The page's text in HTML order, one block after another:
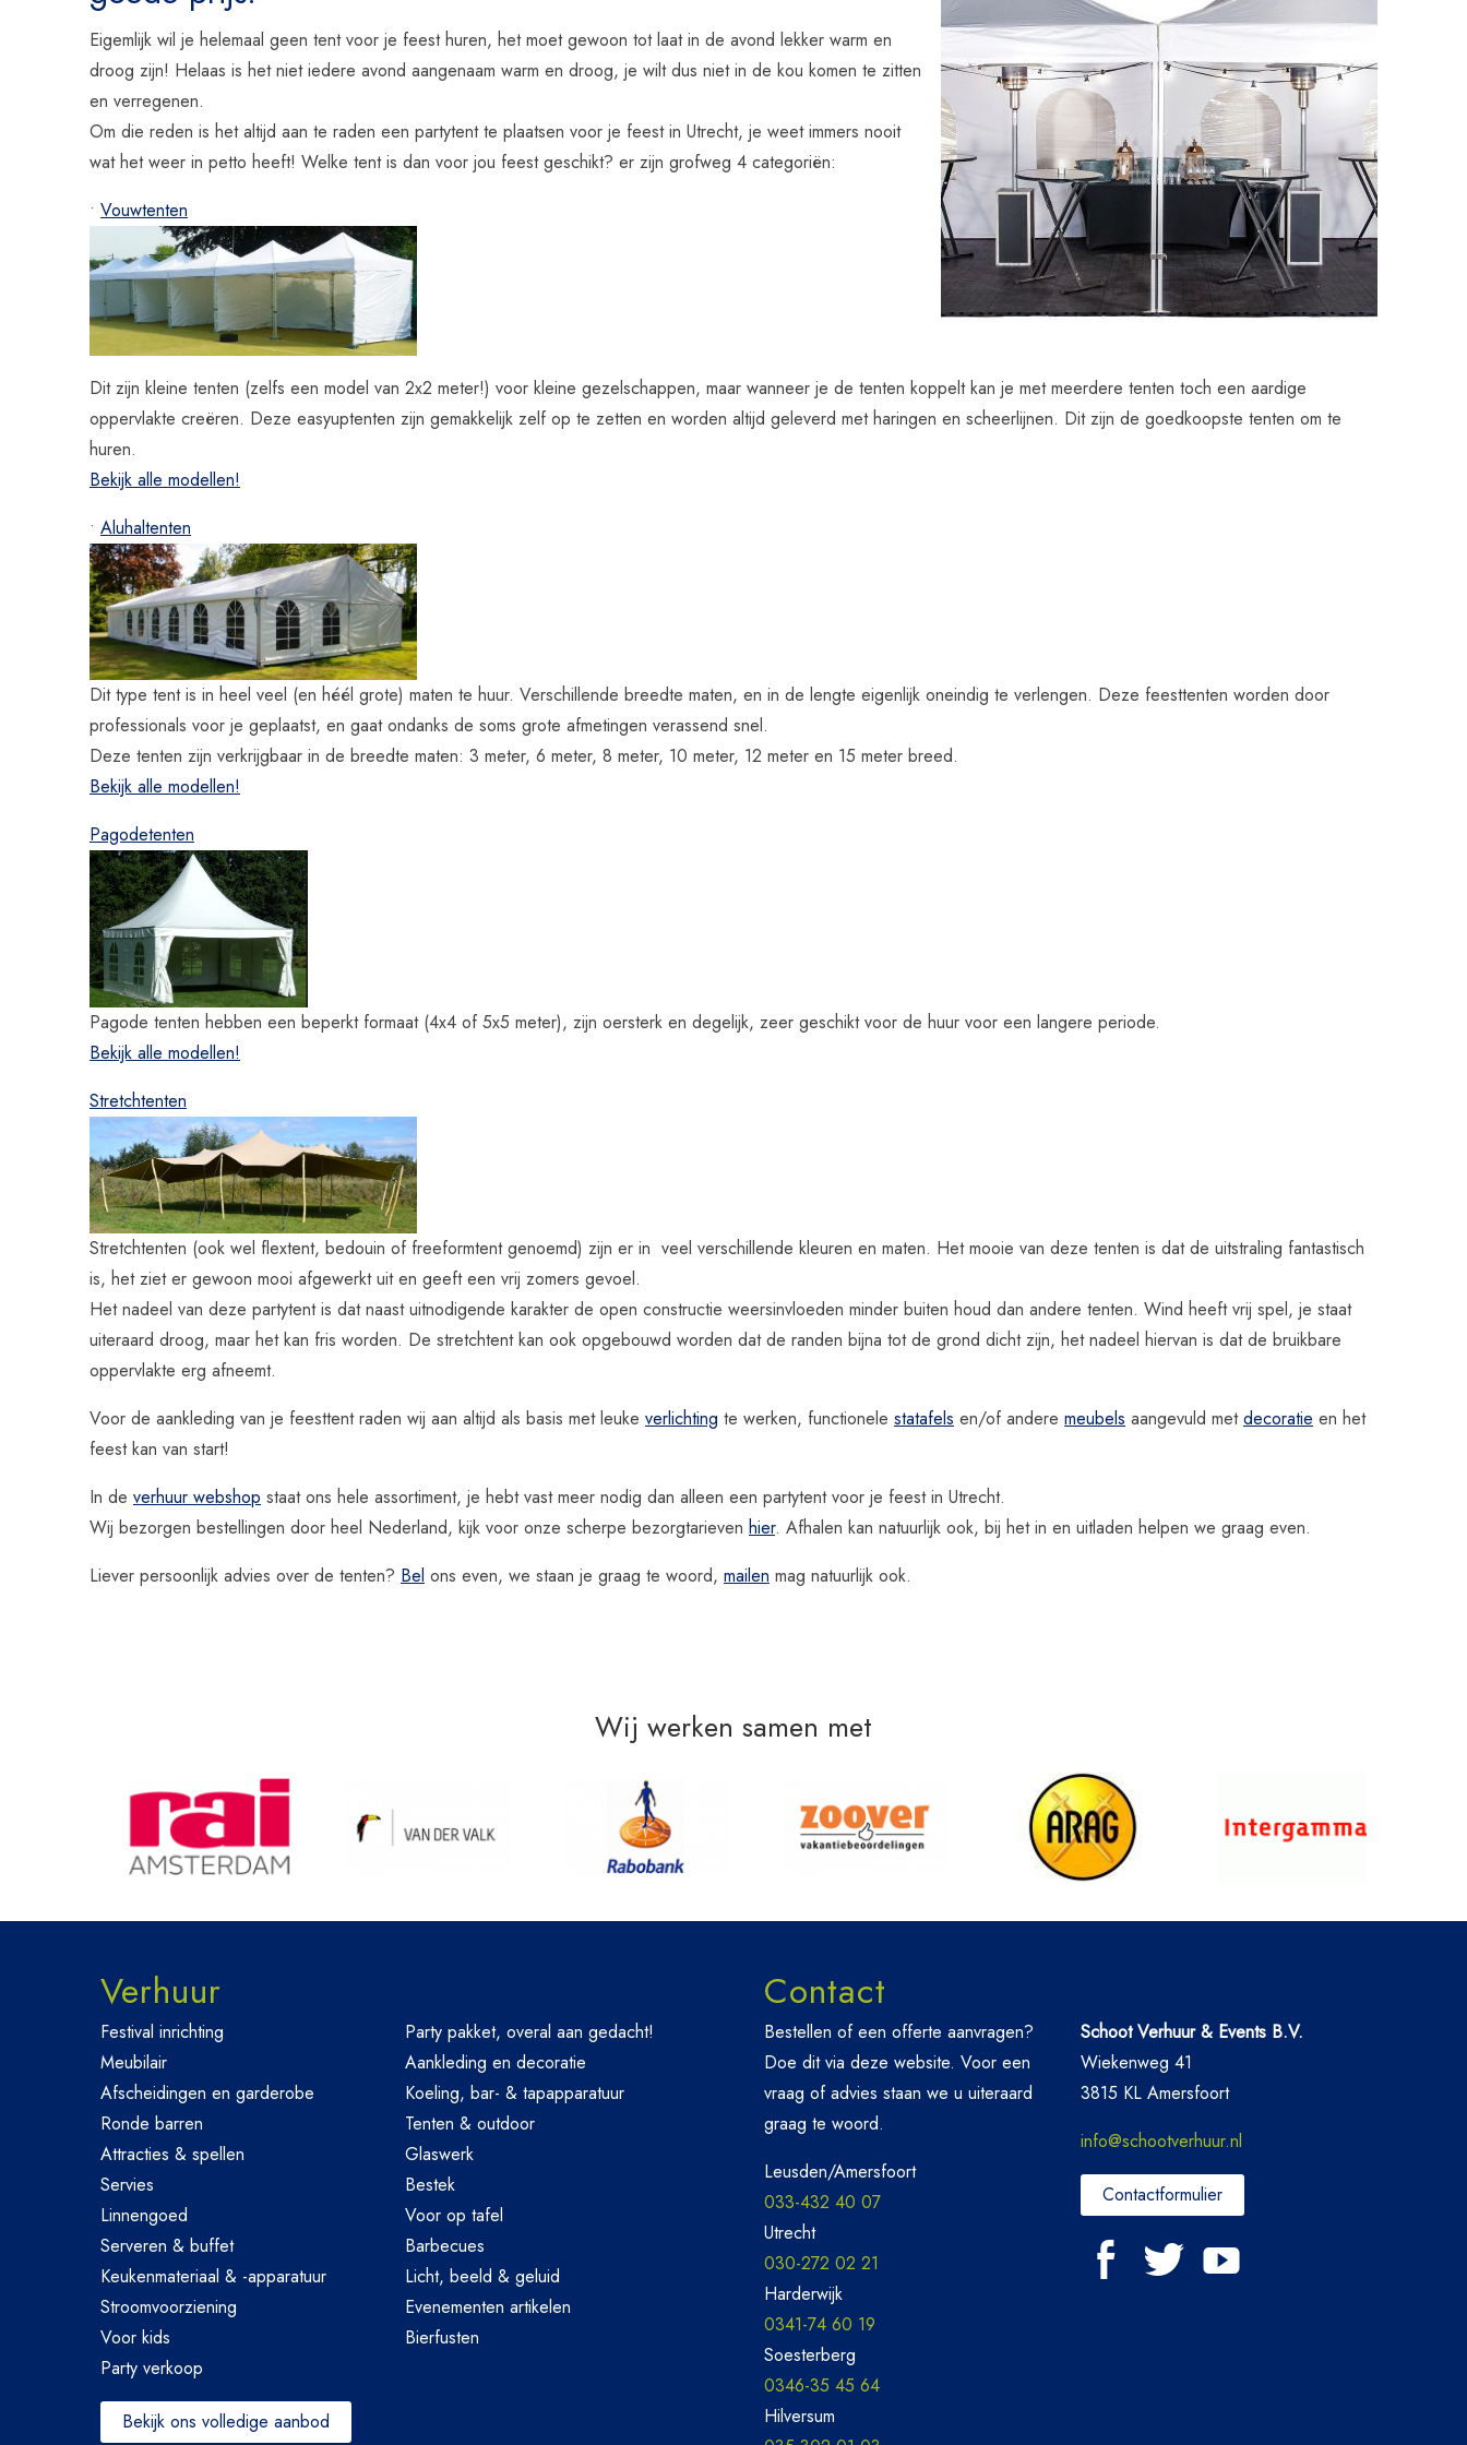
Eigemlijk wil je helemaal geen tent voor je feest huren, het moet gewoon tot laat in de avond lekker warm en
droog zijn! Helaas is het niet iedere avond aangenaam warm en droog, je wilt dus niet in de kou komen te zitten
en verregenen.
Om die reden is het altijd aan te raden een partytent te plaatsen voor je feest in Utrecht, je weet immers nooit
wat het weer in petto heeft! Welke tent is dan voor jou feest geschikt? er zijn grofweg 4 categoriën:
• Vouwtenten
Dit zijn kleine tenten (zelfs een model van 2x2 meter!) voor kleine gezelschappen, maar wanneer je de tenten koppelt kan je met meerdere tenten toch een aardige
oppervlakte creëren. Deze easyuptenten zijn gemakkelijk zelf op te zetten en worden altijd geleverd met haringen en scheerlijnen. Dit zijn de goedkoopste tenten om te
huren.
Bekijk alle modellen!
• Aluhaltenten
Dit type tent is in heel veel (en héél grote) maten te huur. Verschillende breedte maten, en in de lengte eigenlijk oneindig te verlengen. Deze feesttenten worden door
professionals voor je geplaatst, en gaat ondanks de soms grote afmetingen verassend snel.
Deze tenten zijn verkrijgbaar in de breedte maten: 3 meter, 6 meter, 8 meter, 10 meter, 12 meter en 15 meter breed.
Bekijk alle modellen!
Pagodetenten
Pagode tenten hebben een beperkt formaat (4x4 of 5x5 meter), zijn oersterk en degelijk, zeer geschikt voor de huur voor een langere periode.
Bekijk alle modellen!
Stretchtenten
Stretchtenten (ook wel flextent, bedouin of freeformtent genoemd) zijn er in veel verschillende kleuren en maten. Het mooie van deze tenten is dat de uitstraling fantastisch
is, het ziet er gewoon mooi afgewerkt uit en geeft een vrij zomers gevoel.
Het nadeel van deze partytent is dat naast uitnodigende karakter de open constructie weersinvloeden minder buiten houd dan andere tenten. Wind heeft vrij spel, je staat
uiteraard droog, maar het kan fris worden. De stretchtent kan ook opgebouwd worden dat de randen bijna tot de grond dicht zijn, het nadeel hiervan is dat de bruikbare
oppervlakte erg afneemt.
Voor de aankleding van je feesttent raden wij aan altijd als basis met leuke verlichting te werken, functionele statafels en/of andere meubels aangevuld metdecoratie en het
feest kan van start!
In de verhuur webshop staat ons hele assortiment, je hebt vast meer nodig dan alleen een partytent voor je feest in Utrecht.
Wij bezorgen bestellingen door heel Nederland, kijk voor onze scherpe bezorgtarieven hier. Afhalen kan natuurlijk ook, bij het in en uitladen helpen we graag even.
Liever persoonlijk advies over de tenten? Bel ons even, we staan je graag te woord, mailen mag natuurlijk ook.
Wij werken samen met
Verhuur
Festival inrichting
Party pakket, overal aan gedacht!
Meubilair
Aankleding en decoratie
Afscheidingen en garderobe
Koeling, bar- & tapapparatuur
Ronde barren
Tenten & outdoor
Attracties & spellen
Glaswerk
Servies
Bestek
Linnengoed
Voor op tafel
Serveren & buffet
Barbecues
Keukenmateriaal & -apparatuur
Licht, beeld & geluid
Stroomvoorziening
Evenementen artikelen
Voor kids
Bierfusten
Party verkoop
Bekijk ons volledige aanbod
Contact
Bestellen of een offerte aanvragen?
Doe dit via deze website. Voor een
vraag of advies staan we u uiteraard
graag te woord.
Leusden/Amersfoort
033-432 40 07
Utrecht
030-272 02 21
Harderwijk
0341-74 60 19
Soesterberg
0346-35 45 64
Hilversum
Schoot Verhuur & Events B.V.
Wiekenweg 41
3815 KL Amersfoort
info@schootverhuur.nl
Contactformulier